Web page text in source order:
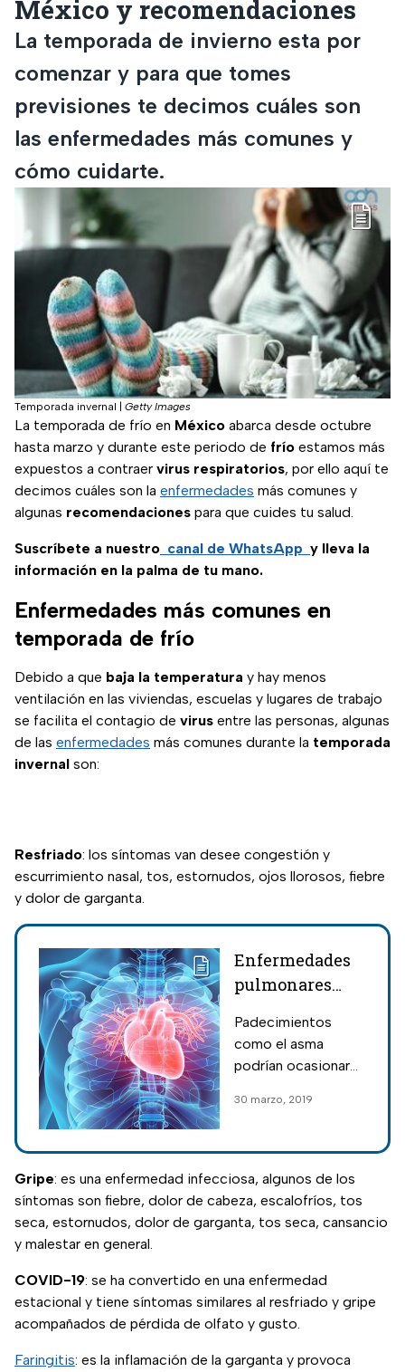
México y recomendaciones
La temporada de invierno esta por
comenzar y para que tomes
previsiones te decimos cuáles son
las enfermedades más comunes y
cómo cuidarte.
Temporada invernal Getty Images
La temporada de frío en México abarca desde octubre
hasta marzo y durante este periodo de frío estamos más
expuestos a contraer virus respiratorios, por ello aquí te
decimos cuáles son la enfermedades más comunes y
algunas recomendaciones para que cuides tu salud.
Suscríbete a nuestro canal de WhatsApp y lleva la
información en la palma de tu mano.
Enfermedades más comunes en
temporada de frío
Debido a que baja la temperatura y hay menos
ventilación en las viviendas, escuelas y lugares de trabajo
se facilita el contagio de virus entre las personas, algunas
de las enfermedades más comunes durante la temporada
invernal son:
Resfriado: los síntomas van desee congestión y
escurrimiento nasal, tos, estornudos, ojos llorosos, fiebre
y dolor de garganta.
Enfermedades
pulmonares
ocasionar
infartos
Padecimientos
como el asma
podrían ocasionar
y otros problemas
importantes.
30 marzo, 2019
Gripe: es una enfermedad infecciosa, algunos de los
síntomas son fiebre, dolor de cabeza, escalofríos, tos
seca, estornudos, dolor de garganta, tos seca, cansancio
y malestar en general.
COVID-19: se ha convertido en una enfermedad
estacional y tiene síntomas similares al resfriado y gripe
acompañados de pérdida de olfato y gusto.
Faringitis: es la inflamación de la garganta y provoca